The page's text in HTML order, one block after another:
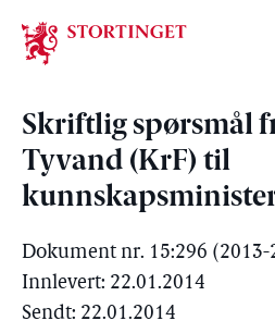
Stortinget.no
Skriftlig spørsmål
Tyvand (KrF) til
Dokument nr. 15:296 (2013-
Innlevert: 22.01.2014
Sendt: 22.01.2014